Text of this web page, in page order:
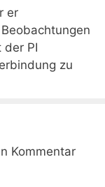
er
der PI
zu
Kommentar